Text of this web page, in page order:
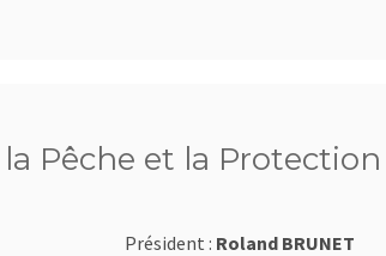
Pêche et la
Président : Roland BRUNET